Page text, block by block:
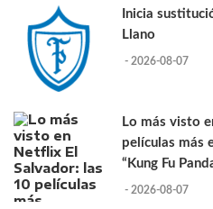
Inicia
Llano
- 2026-08-07
Lo más visto
películas más
“Kung Fu
- 2026-08-07